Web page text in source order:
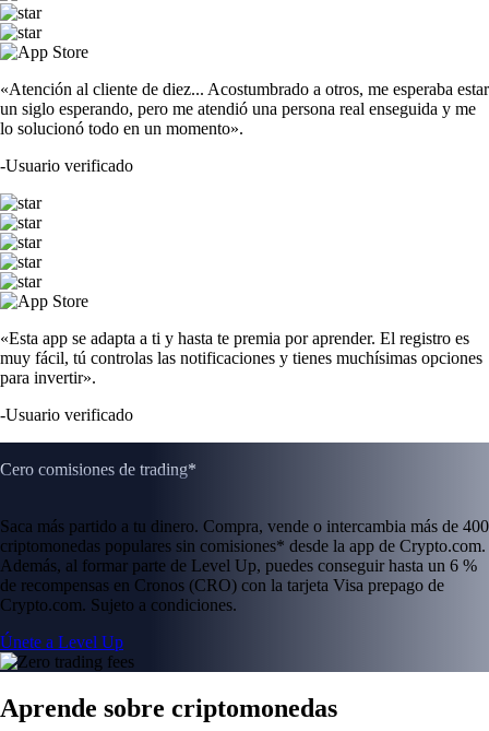
«Atención al cliente de diez... Acostumbrado a otros, me esperaba estar
un siglo esperando, pero me atendió una persona real enseguida y me
lo solucionó todo en un momento».
-Usuario verificado
«Esta app se adapta a ti y hasta te premia por aprender. El registro es
muy fácil, tú controlas las notificaciones y tienes muchísimas opciones
para invertir».
-Usuario verificado
Cero comisiones de trading*
Saca más partido a tu dinero. Compra, vende o intercambia más de 400
criptomonedas populares sin comisiones* desde la app de Crypto.com.
Además, al formar parte de Level Up, puedes conseguir hasta un 6 %
de recompensas en Cronos (CRO) con la tarjeta Visa prepago de
Crypto.com. Sujeto a condiciones.
Únete a Level Up
Aprende sobre criptomonedas